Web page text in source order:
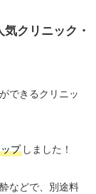
クリニック・
できるクリニッ
プしました！
などで、別途料